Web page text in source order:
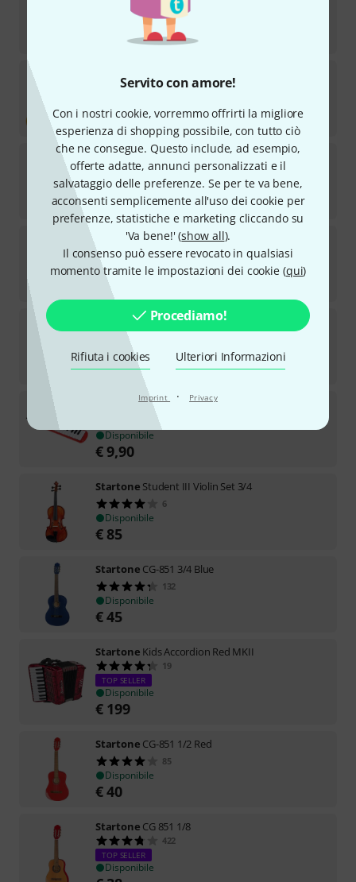
Servito con amore!
Con i nostri cookie, vorremmo offrirti la migliore
esperienza di shopping possibile, con tutto ciò
che ne consegue. Questo include, ad esempio,
offerte adatte, annunci personalizzati e il
salvataggio delle preferenze. Se per te va bene,
acconsenti semplicemente all'uso dei cookie per
preferenze, statistiche e marketing cliccando su
'Va bene!' (show all).
Il consenso può essere revocato in qualsiasi
momento tramite le impostazioni dei cookie (qui)
Procediamo!
Rifiuta i cookies Ulteriori Informazioni
Imprint · Privacy
130
Disponibile
168
€66
StartoneStar Drum Set Standard -BK
233
Disponibile
€269
Startone Handpan D-Celtic/Amara 432 CD
3
Disponibile
499
Startone Student I Violin Set 1/8
Disponibile
€66
StartoneMelody 32 Melodica Red
Disponibile
€9,90
Startone Student III Violin Set 3/4
6
Disponibile
€ 85
Startone CG-851 3/4 Blue
132
Disponibile
€45
Startone Kids Accordion Red MKII
19
TOP SELLER
Disponibile
€ 199
Startone CG-851 1/2 Red
85
Disponibile
€40
Startone CG 851 1/8
422
TOP SELLER
Disponibile